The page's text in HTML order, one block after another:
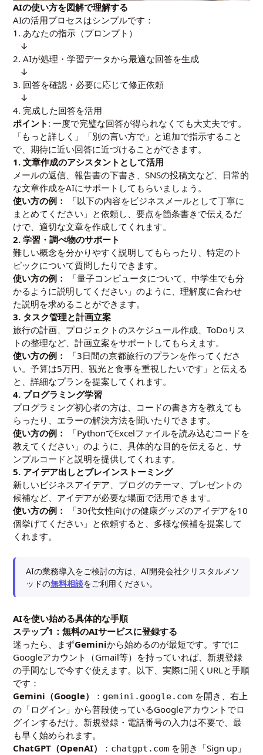
AIの使い方を図解で理解する
AIの活用プロセスはシンプルです：
1. あなたの指示（プロンプト）
↓
2. AIが処理・学習データから最適な回答を生成
↓
3. 回答を確認・必要に応じて修正依頼
↓
4. 完成した回答を活用
ポイント : 一度で完璧な回答が得られなくても大丈夫です。
「もっと詳しく」「別の言い方で」と追加で指示すること
で、期待に近い回答に近づけることができます。
1. 文章作成のアシスタントとして活用
メールの返信、報告書の下書き、SNSの投稿文など、日常的
な文章作成をAIにサポートしてもらいましょう。
使い方の例：
「以下の内容をビジネスメールとして丁寧に
まとめてください」と依頼し、要点を箇条書きで伝えるだ
けで、適切な文章を作成してくれます。
2. 学習・調べ物のサポート
難しい概念を分かりやすく説明してもらったり、特定のト
ピックについて質問したりできます。
使い方の例：
「量子コンピュータについて、中学生でも分
かるように説明してください」のように、理解度に合わせ
た説明を求めることができます。
3. タスク管理と計画立案
旅行の計画、プロジェクトのスケジュール作成、ToDoリス
トの整理など、計画立案をサポートしてもらえます。
使い方の例：
「3日間の京都旅行のプランを作ってくださ
い。予算は5万円、観光と食事を重視したいです」と伝える
と、詳細なプランを提案してくれます。
4. プログラミング学習
プログラミング初心者の方は、コードの書き方を教えても
らったり、エラーの解決方法を聞いたりできます。
使い方の例：
「PythonでExcelファイルを読み込むコードを
教えてください」のように、具体的な目的を伝えると、サ
ンプルコードと説明を提供してくれます。
5. アイデア出しとブレインストーミング
新しいビジネスアイデア、ブログのテーマ、プレゼントの
候補など、アイデアが必要な場面で活用できます。
使い方の例：
「30代女性向けの健康グッズのアイデアを10
個挙げてください」と依頼すると、多様な候補を提案して
くれます。
AIの業務導入をご検討の方は、AI開発会社クリスタルメソ
ッドの無料相談をご利用ください。
AIを使い始める具体的な手順
ステップ1：無料のAIサービスに登録する
迷ったら、まずGeminiから始めるのが最短です。すでに
Googleアカウント（Gmail等）を持っていれば、新規登録
の手間なしで今すぐ使えます。以下、実際に開くURLと手順
です：
Gemini（Google）
： gemini.google.com を開き、右上
の「ログイン」から普段使っているGoogleアカウントでロ
グインするだけ。新規登録・電話番号の入力は不要で、最
も早く始められます。
ChatGPT（OpenAI）
： chatgpt.com を開き「Sign up」